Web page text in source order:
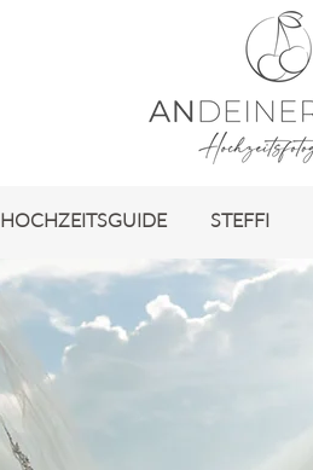
HOCHZEITSGUIDE STEFFI